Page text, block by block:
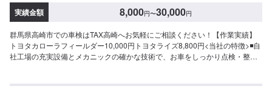
実績金額 8,000円〜30,000円
群馬県高崎市での車検はTAX高崎へお気軽にご相談ください！【作業実績】
トヨタカローラフィールダー10,000円トヨタライズ8,800円<当社の特徴>◾自
社工場の充実設備とメカニックの確かな技術で、お車をしっかり点検・整
様のご予算やご希望の時間に応じてプランをご提案！>★安く済ませたい…★